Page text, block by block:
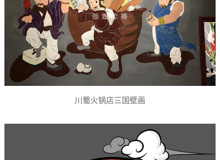
川蜀火锅店三国壁画